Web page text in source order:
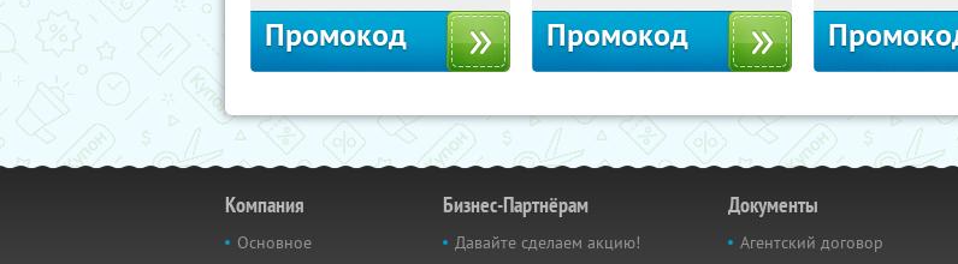
Промокод Промокод
Компания
Основное
Бизнес-Партнёрам
Давайте сделаем акцию!
Документы
Агентский договор